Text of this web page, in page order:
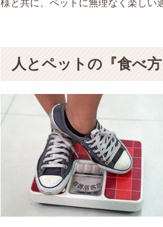
様と共に、ペットに無理なく楽しい
人とペットの『食べ